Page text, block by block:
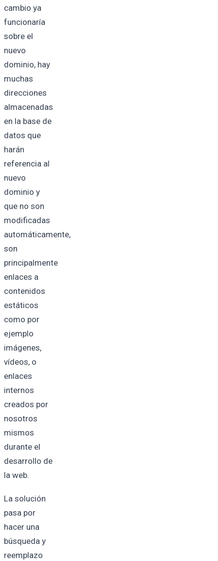
cambio ya
funcionaría
sobre el
nuevo
dominio, hay
muchas
direcciones
almacenadas
en la base de
datos que
harán
referencia al
nuevo
dominio y
que no son
modificadas
automáticamente,
son
principalmente
enlaces a
contenidos
estáticos
como por
ejemplo
imágenes,
vídeos, o
enlaces
internos
creados por
nosotros
mismos
durante el
desarrollo de
la web.
La solución
pasa por
hacer una
búsqueda y
reemplazo